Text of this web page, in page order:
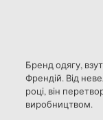
Бренд одягу,
Френдій. Від
році, він
виробництвом.